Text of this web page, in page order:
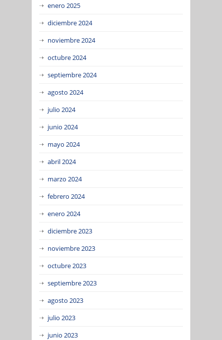
enero 2025
diciembre 2024
noviembre 2024
octubre 2024
septiembre 2024
agosto 2024
julio 2024
junio 2024
mayo 2024
abril 2024
marzo 2024
febrero 2024
enero 2024
diciembre 2023
noviembre 2023
octubre 2023
septiembre 2023
agosto 2023
julio 2023
junio 2023